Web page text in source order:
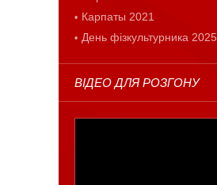
Карпаты 2021
День фізкультурника 2025
ВІДЕО ДЛЯ РОЗГОНУ